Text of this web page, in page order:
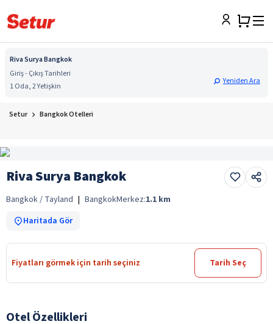
Riva Surya Bangkok
Giriş - Çıkış Tarihleri
1 Oda, 2 Yetişkin
Yeniden Ara
Setur Bangkok Otelleri
Riva Surya Bangkok
Bangkok / Tayland | BangkokMerkez:1.1 km
Haritada Gör
Fiyatları görmek için tarih seçiniz Tarih Seç
Otel Özellikleri